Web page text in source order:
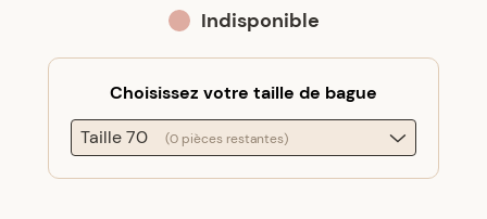
Indisponible
Choisissez votre taille de bague
Taille 70
(0 pièces restantes)